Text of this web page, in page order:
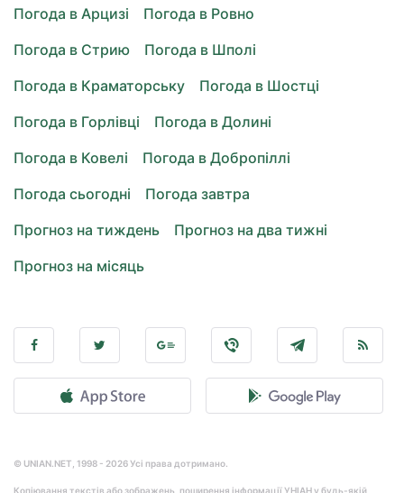
Погода в Арцизі
Погода в Ровно
Погода в Стрию
Погода в Шполі
Погода в Краматорську
Погода в Шостці
Погода в Горлівці
Погода в Долині
Погода в Ковелі
Погода в Добропіллі
Погода сьогодні
Погода завтра
Прогноз на тиждень
Прогноз на два тижні
Прогноз на місяць
© UNIAN.NET, 1998 - 2026 Усі права дотримано.
Копіювання текстів або зображень, поширення інформації УНІАН у будь-якій